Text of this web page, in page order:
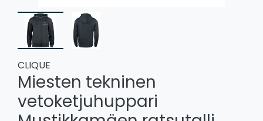
CLIQUE
Miesten tekninen
vetoketjuhuppari